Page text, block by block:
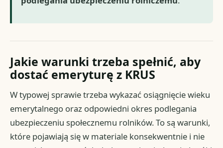
Jakie warunki trzeba spełnić, aby
dostać emeryturę z KRUS
W typowej sprawie trzeba wykazać osiągnięcie wieku
emerytalnego oraz odpowiedni okres podlegania
ubezpieczeniu społecznemu rolników. To są warunki,
które pojawiają się w materiale konsekwentnie i nie